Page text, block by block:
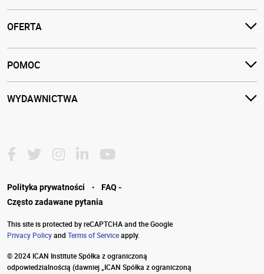
OFERTA
POMOC
WYDAWNICTWA
Polityka prywatności ·
FAQ -
Często zadawane pytania
This site is protected by reCAPTCHA and the Google
Privacy Policyand Terms of Serviceapply.
© 2024 ICAN Institute Spółka z ograniczoną
odpowiedzialnością (dawniej „ICAN Spółka z ograniczoną